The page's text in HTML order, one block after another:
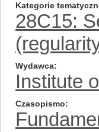
Kategorie
28C15:
Wydawca
Institute
Czasopismo